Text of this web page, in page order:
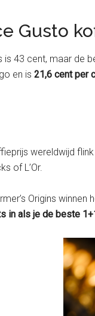
Gusto
is 43 cent, maar de
en is 21,6 cent per
wereldwijd
of L’Or.
Origins
in als je de beste